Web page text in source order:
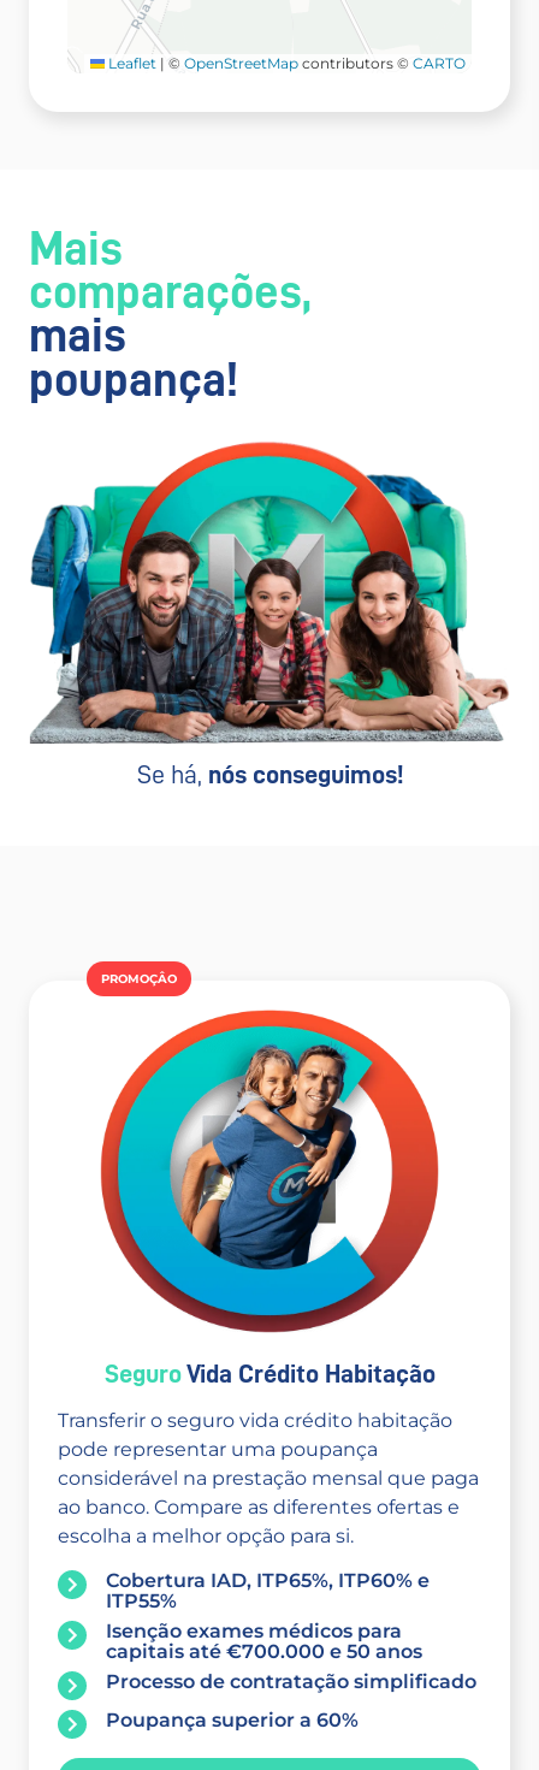
Leaflet | © OpenStreetMap contributors © CARTO
Mais
comparações,
mais
poupança!
Se há, nós conseguimos!
PROMOÇÂO
SeguroVida Crédito Habitação
Transferir o seguro vida crédito habitação
pode representar uma poupança
considerável na prestação mensal que paga
ao banco. Compare as diferentes ofertas e
escolha a melhor opção para si.
Cobertura IAD, ITP65%, ITP60% e
ITP55%
Isenção exames médicos para
capitais até €700.000 e 50 anos
Processo de contratação simplificado
Poupança superior a 60%